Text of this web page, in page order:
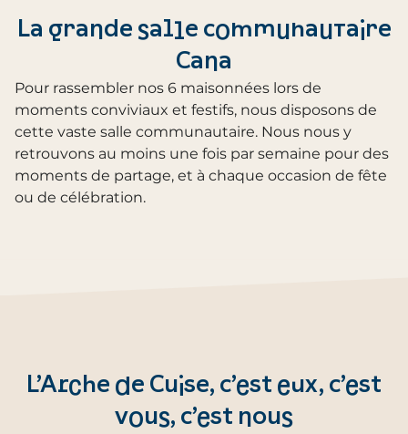
La grande salle communautaire
Cana
Pour rassembler nos 6 maisonnées lors de
moments conviviaux et festifs, nous disposons de
cette vaste salle communautaire. Nous nous y
retrouvons au moins une fois par semaine pour des
moments de partage, et à chaque occasion de fête
ou de célébration.
L’Arche de Cuise, c’est eux, c’est
vous, c’est nous